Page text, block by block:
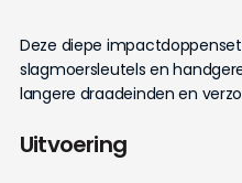
Deze diepe
slagmoersleutels en
langere draadeinden en
Uitvoering